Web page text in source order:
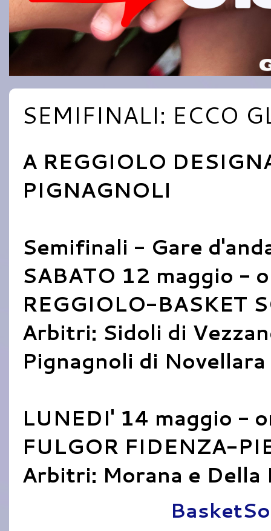
SEMIFINALI: ECCO
A REGGIOLO
PIGNAGNOLI
Semifinali - Gare
SABATO 12 maggio -
REGGIOLO-BASKET
Arbitri: Sidoli di
Pignagnoli di Novellara
LUNEDI' 14 maggio -
FULGOR FIDENZA-
Arbitri: Morana e Della